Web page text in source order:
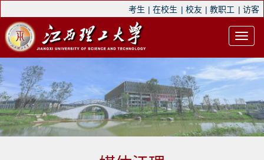
考生 | 在校生 | 校友 | 教职工 | 访客